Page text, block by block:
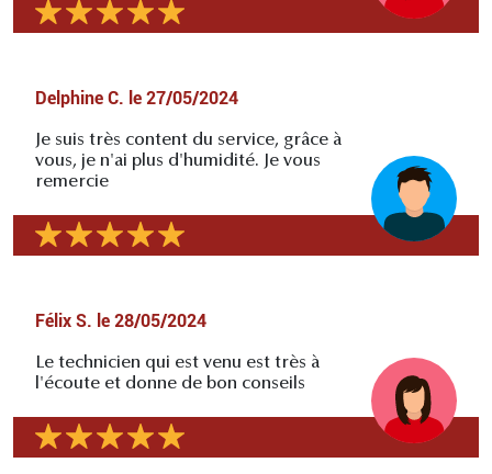
Delphine C. le 27/05/2024
Je suis très content du service, grâce à
vous, je n'ai plus d'humidité. Je vous
remercie
Félix S. le 28/05/2024
Le technicien qui est venu est très à
l'écoute et donne de bon conseils